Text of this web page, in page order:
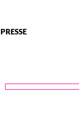
PRESSE